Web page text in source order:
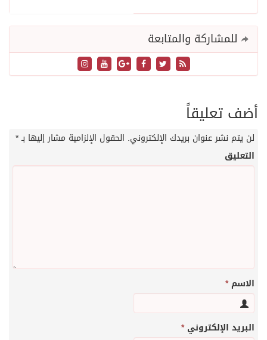
للمشاركة والمتابعة
أضف تعليقاً
لن يتم نشر عنوان بريدك الإلكتروني. الحقول الإلزامية مشار إليها بـ*
التعليق
الاسم*
البريد الإلكتروني*